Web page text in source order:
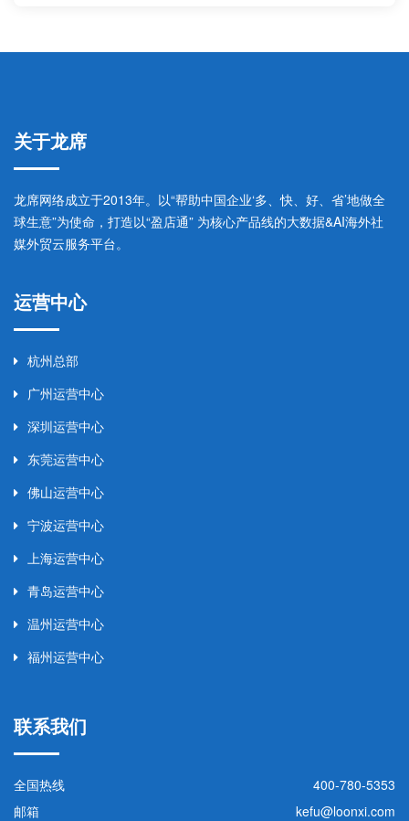
关于龙席
龙席网络成立于2013年。以“帮助中国企业‘多、快、好、省’地做全
球生意”为使命，打造以“盈店通” 为核心产品线的大数据&AI海外社
媒外贸云服务平台。
运营中心
杭州总部
广州运营中心
深圳运营中心
东莞运营中心
佛山运营中心
宁波运营中心
上海运营中心
青岛运营中心
温州运营中心
福州运营中心
联系我们
全国热线
400-780-5353
邮箱
kefu@loonxi.com